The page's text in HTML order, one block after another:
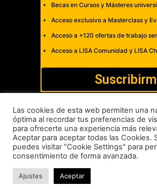
Becas en Cursos y Másteres
Acceso exclusivo a Masterclass y
Acceso a +120 ofertas de trabajo
Acceso a LISA Comunidad y LISA
Cómo publicar Anúnciate Política de
Aviso legal Contacto
LISA News©. Creative Commons BY-NC-
Las cookies de esta web permiten una
óptima al recordar tus preferencias de
para ofrecerte una experiencia más
Aceptar para aceptar todas las Cookies.
puedes visitar "Cookie Settings" para
consentimiento de forma avanzada.
Ajustes Aceptar